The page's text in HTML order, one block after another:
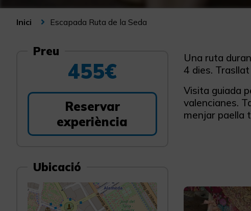
Inici Escapada Ruta de la Seda
Preu
455€
Reservar
experiència
Ubicació
Una ruta
4 dies.
Visita guiada
valencianes.
menjar paella